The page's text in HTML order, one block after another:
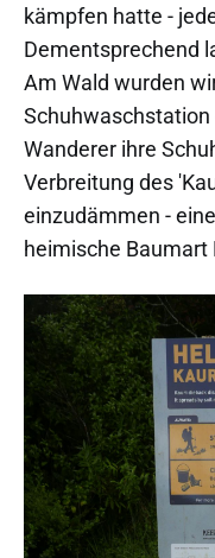
kämpfen hatte -
Dementsprechend
Am Wald wurden
Wanderer ihre
Verbreitung des
einzudämmen -
heimische Baumart